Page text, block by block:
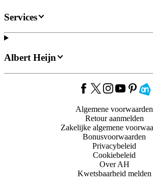
Services
Albert Heijn
Algemene voorwaarden
Retour aanmelden
Zakelijke algemene
Bonusvoorwaarden
Privacybeleid
Cookiebeleid
Over AH
Kwetsbaarheid melden